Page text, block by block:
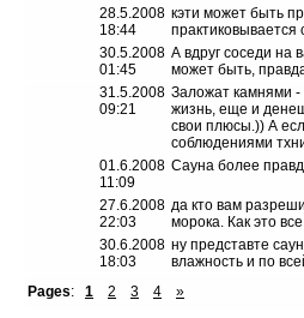
28.5.2008
18:44
кэти может быть
практиковывается
30.5.2008
01:45
А вдруг соседи на
может быть,
31.5.2008
09:21
Заложат камнями
жизнь, еще и
свои плюсы.)) А
соблюдениями
01.6.2008
11:09
Сауна более
27.6.2008
22:03
да кто вам
морока. Как это
30.6.2008
18:03
ну представте
влажность и по
Pages: 1 2 3 4 »